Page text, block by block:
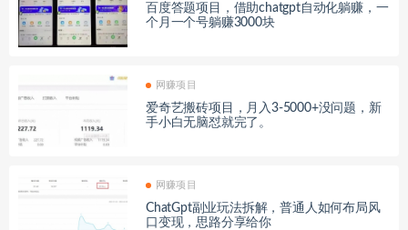
百度答题项目，借助chatgpt自动化躺赚，一
个月一个号躺赚3000块
网赚项目
爱奇艺搬砖项目，月入3-5000+没问题，新
手小白无脑怼就完了。
网赚项目
ChatGpt副业玩法拆解，普通人如何布局风
口变现，思路分享给你